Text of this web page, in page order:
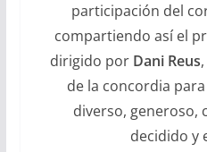
participación del
compartiendo así el
dirigido por Dani Reus
de la concordia
diverso, generoso,
decidido y